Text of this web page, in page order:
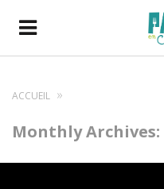
ACCUEIL
Monthly Archives: